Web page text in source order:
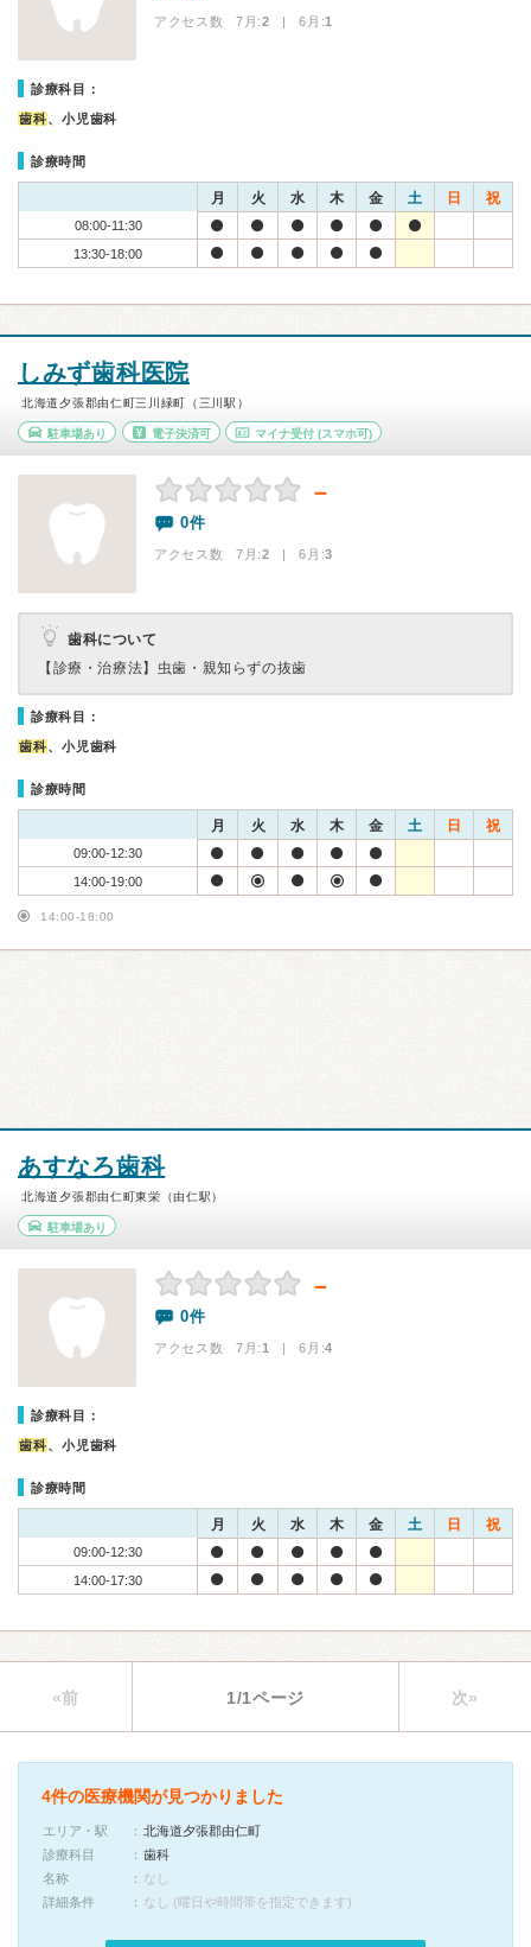
アクセス数 7月:2 | 6月:1
診療科目：
歯科、小児歯科
診療時間
月 火 水 木 金 土 日 祝
08:00-11:30
13:30-18:00
しみず歯科医院
北海道夕張郡由仁町三川緑町（三川駅）
駐車場あり 電子決済可 マイナ受付 (スマホ可)
－
0件
アクセス数 7月:2 | 6月:3
歯科について
【診療・治療法】 虫歯・親知らずの抜歯
診療科目：
歯科、小児歯科
診療時間
月 火 水 木 金 土 日 祝
09:00-12:30
14:00-19:00
14:00-18:00
あすなろ歯科
北海道夕張郡由仁町東栄（由仁駅）
駐車場あり
－
0件
アクセス数 7月:1 | 6月:4
診療科目：
歯科、小児歯科
診療時間
月 火 水 木 金 土 日 祝
09:00-12:30
14:00-17:30
«前 1/1ページ 次»
4件の医療機関が見つかりました
エリア・駅
北海道夕張郡由仁町
診療科目
歯科
名称
なし
詳細条件
なし (曜日や時間帯を指定できます)